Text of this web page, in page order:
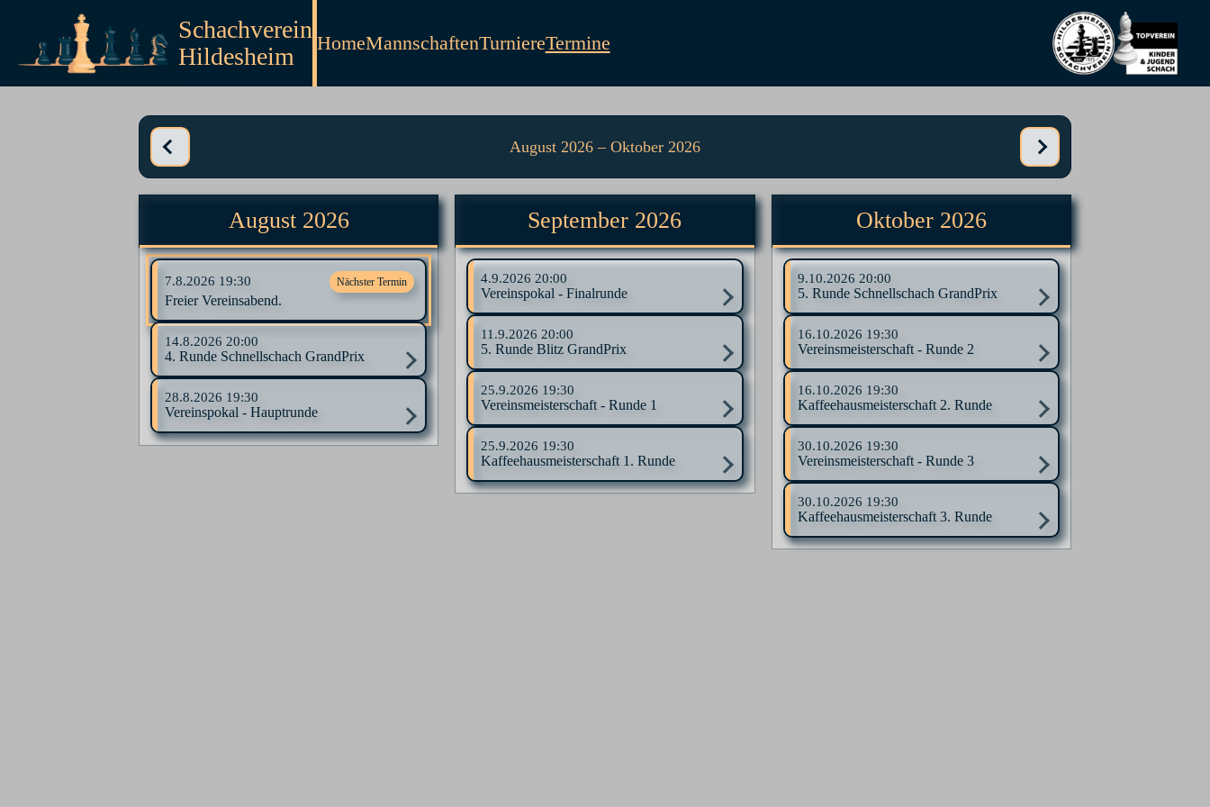
Schachverein
Hildesheim
HomeMannschaftenTurniereTermine
August 2026 – Oktober 2026
August 2026
7.8.2026 19:30 Nächster Termin
Freier Vereinsabend.
14.8.2026 20:00
4. Runde Schnellschach GrandPrix
28.8.2026 19:30
Vereinspokal - Hauptrunde
September 2026
4.9.2026 20:00
Vereinspokal - Finalrunde
11.9.2026 20:00
5. Runde Blitz GrandPrix
25.9.2026 19:30
Vereinsmeisterschaft - Runde 1
25.9.2026 19:30
Kaffeehausmeisterschaft 1. Runde
Oktober 2026
9.10.2026 20:00
5. Runde Schnellschach GrandPrix
16.10.2026 19:30
Vereinsmeisterschaft - Runde 2
16.10.2026 19:30
Kaffeehausmeisterschaft 2. Runde
30.10.2026 19:30
Vereinsmeisterschaft - Runde 3
30.10.2026 19:30
Kaffeehausmeisterschaft 3. Runde